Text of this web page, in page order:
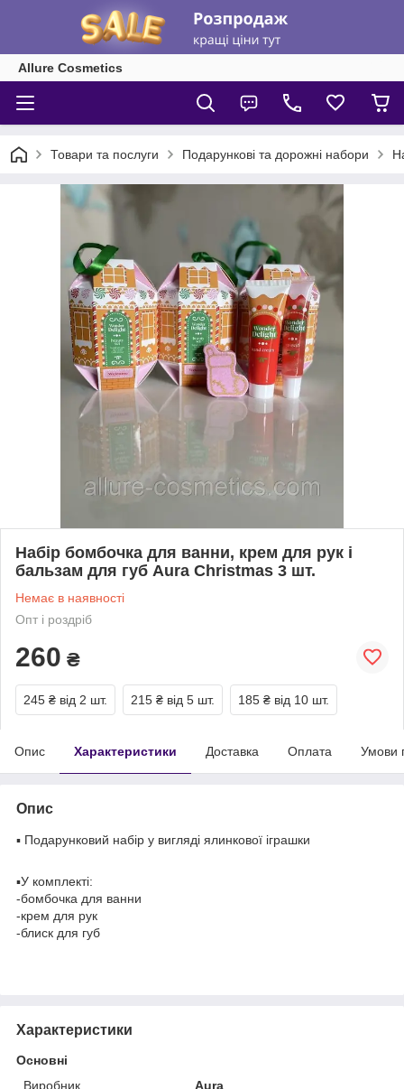
Allure Cosmetics
Товари та послуги Подарункові та дорожні набори
Набір бомбочка для ванни, крем для рук і
бальзам для губ Aura Christmas 3 шт.
Немає в наявності
Опт і роздріб
260 ₴
245 ₴ від 2 шт. 215 ₴ від 5 шт. 185 ₴ від 10 шт.
Опис Характеристики Доставка Оплата Умови
Опис
▪️ Подарунковий набір у вигляді ялинкової іграшки
▪️У комплекті:
-бомбочка для ванни
-крем для рук
-блиск для губ
Характеристики
Основні
Виробник
Aura